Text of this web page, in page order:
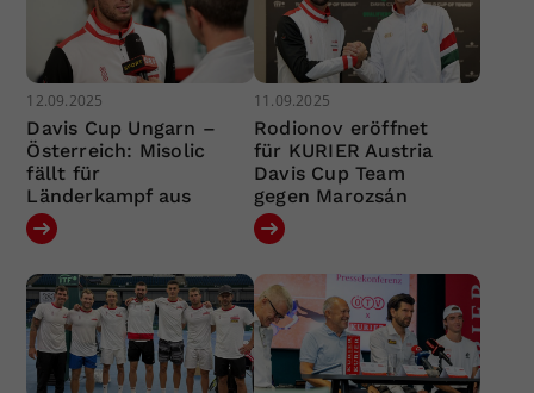
12.09.2025
Davis Cup Ungarn –
Österreich: Misolic
fällt für
Länderkampf aus
11.09.2025
Rodionov eröffnet
für KURIER Austria
Davis Cup Team
gegen Marozsán